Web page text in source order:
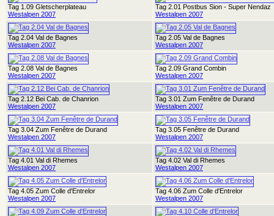
Tag 1.09 Gletscherplateau
Westalpen 2007
Tag 2.01 Postbus Sion - Super Nendaz
Westalpen 2007
Tag 2.04 Val de Bagnes
Westalpen 2007
Tag 2.05 Val de Bagnes
Westalpen 2007
Tag 2.08 Val de Bagnes
Westalpen 2007
Tag 2.09 Grand Combin
Westalpen 2007
Tag 2.12 Bei Cab. de Chanrion
Westalpen 2007
Tag 3.01 Zum Fenêtre de Durand
Westalpen 2007
Tag 3.04 Zum Fenêtre de Durand
Westalpen 2007
Tag 3.05 Fenêtre de Durand
Westalpen 2007
Tag 4.01 Val di Rhemes
Westalpen 2007
Tag 4.02 Val di Rhemes
Westalpen 2007
Tag 4.05 Zum Colle d'Entrelor
Westalpen 2007
Tag 4.06 Zum Colle d'Entrelor
Westalpen 2007